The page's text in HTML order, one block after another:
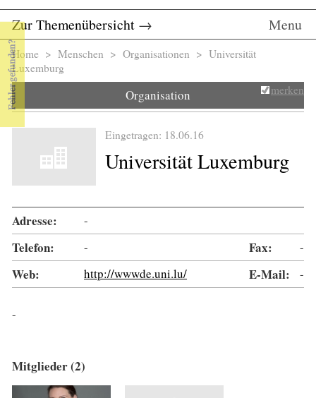
Zur Themenübersicht → Menu
Sie sind hier
Home > Menschen > Organisationen > Universität
Luxemburg
Organisation merken
Eingetragen: 18.06.16
Universität Luxemburg
Adresse: -
Telefon: - Fax: -
Web: http://wwwde.uni.lu/ E-Mail: -
-
Mitglieder (2)